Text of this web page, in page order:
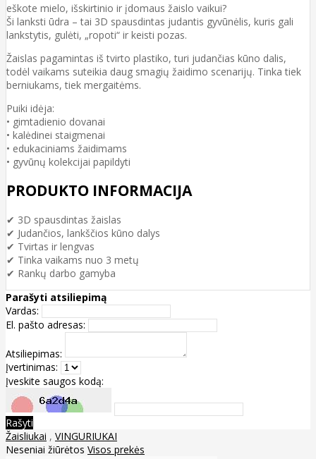
eškote mielo, išskirtinio ir įdomaus žaislo vaikui?
Ši lanksti ūdra – tai 3D spausdintas judantis gyvūnėlis, kuris gali
lankstytis, gulėti, „ropoti“ ir keisti pozas.
Žaislas pagamintas iš tvirto plastiko, turi judančias kūno dalis,
todėl vaikams suteikia daug smagių žaidimo scenarijų. Tinka tiek
berniukams, tiek mergaitėms.
Puiki idėja:
• gimtadienio dovanai
• kalėdinei staigmenai
• edukaciniams žaidimams
• gyvūnų kolekcijai papildyti
PRODUKTO INFORMACIJA
✔ 3D spausdintas žaislas
✔ Judančios, lankščios kūno dalys
✔ Tvirtas ir lengvas
✔ Tinka vaikams nuo 3 metų
✔ Rankų darbo gamyba
Parašyti atsiliepimą
Vardas:
El. pašto adresas:
Atsiliepimas:
Įvertinimas:
Įveskite saugos kodą:
Rašyti
Žaisliukai , VINGURIUKAI
Neseniai žiūrėtos Visos prekės